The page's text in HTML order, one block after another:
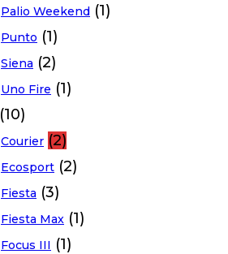
Palio Weekend (1)
Punto (1)
Siena (2)
Uno Fire (1)
(10)
Courier (2)
Ecosport (2)
Fiesta (3)
Fiesta Max (1)
Focus III (1)